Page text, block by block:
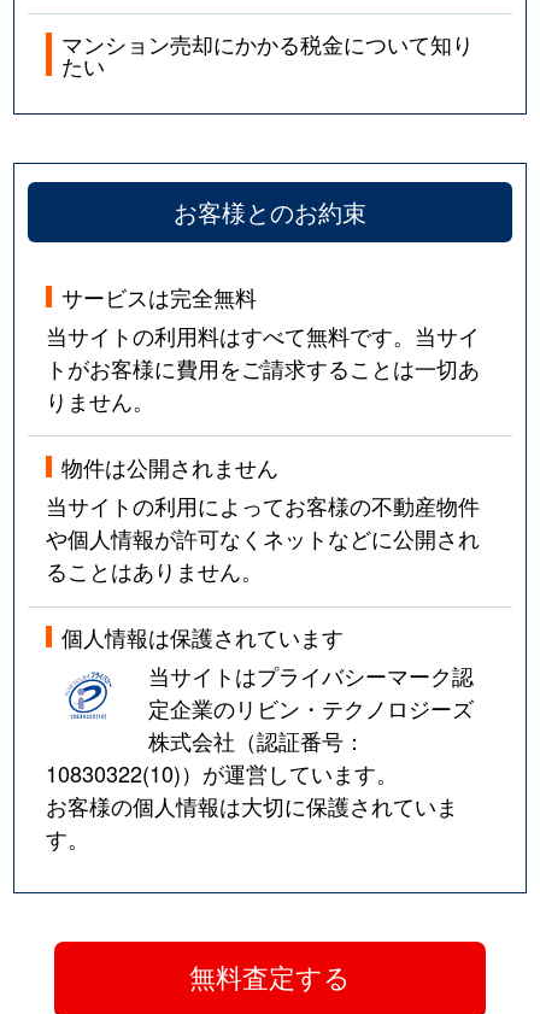
マンション売却にかかる税金について知り
たい
お客様とのお約束
サービスは完全無料
当サイトの利用料はすべて無料です。当サイ
トがお客様に費用をご請求することは一切あ
りません。
物件は公開されません
当サイトの利用によってお客様の不動産物件
や個人情報が許可なくネットなどに公開され
ることはありません。
個人情報は保護されています
当サイトはプライバシーマーク認
定企業のリビン・テクノロジーズ
株式会社（認証番号：
10830322(10)）が運営しています。
お客様の個人情報は大切に保護されていま
す。